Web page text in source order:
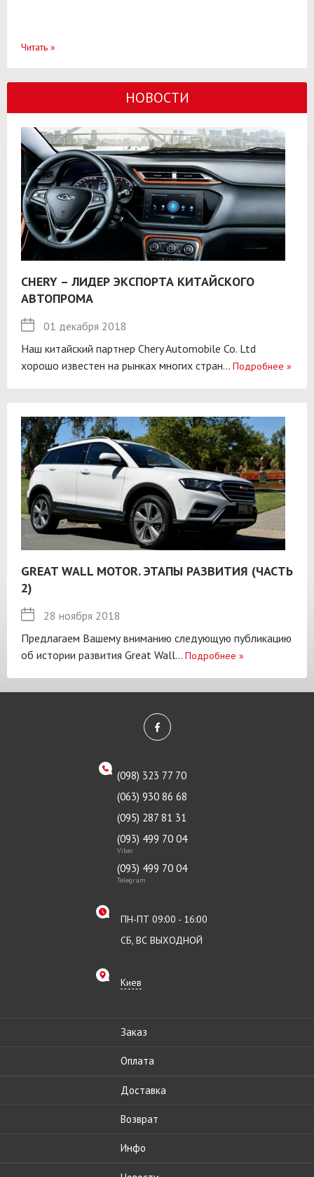
Читать »
НОВОСТИ
CHERY – ЛИДЕР ЭКСПОРТА КИТАЙСКОГО
АВТОПРОМА
01 декабря 2018
Наш китайский партнер Chery Automobile Co. Ltd
хорошо известен на рынках многих стран... Подробнее »
GREAT WALL MOTOR. ЭТАПЫ РАЗВИТИЯ (ЧАСТЬ
2)
28 ноября 2018
Предлагаем Вашему вниманию следующую публикацию
об истории развития Great Wall... Подробнее »
(098) 323 77 70
(063) 930 86 68
(095) 287 81 31
(093) 499 70 04
Viber
(093) 499 70 04
Telegram
ПН-ПТ 09:00 - 16:00
СБ, ВС ВЫХОДНОЙ
Киев
Заказ
Оплата
Доставка
Возврат
Инфо